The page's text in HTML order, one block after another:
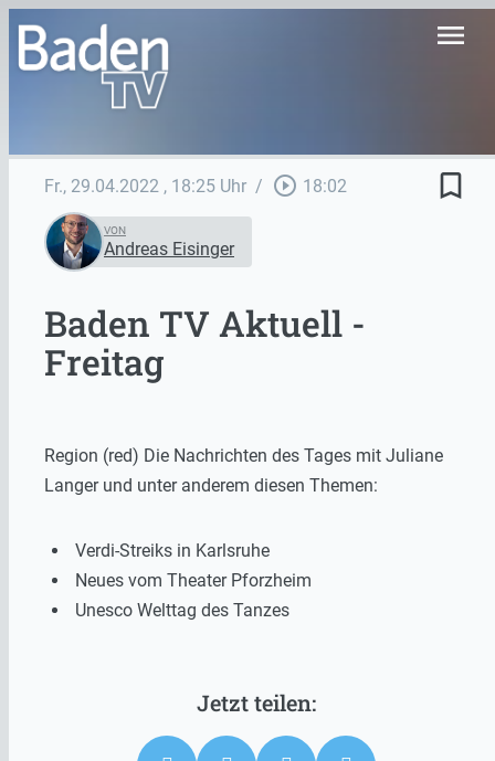
menu
Fr., 29.04.2022 , 18:25 Uhr / play_circle_outline 18:02 bookmark_border
VON
Andreas Eisinger
Baden TV Aktuell -
Freitag
Region (red) Die Nachrichten des Tages mit Juliane
Langer und unter anderem diesen Themen:
Verdi-Streiks in Karlsruhe
Neues vom Theater Pforzheim
Unesco Welttag des Tanzes